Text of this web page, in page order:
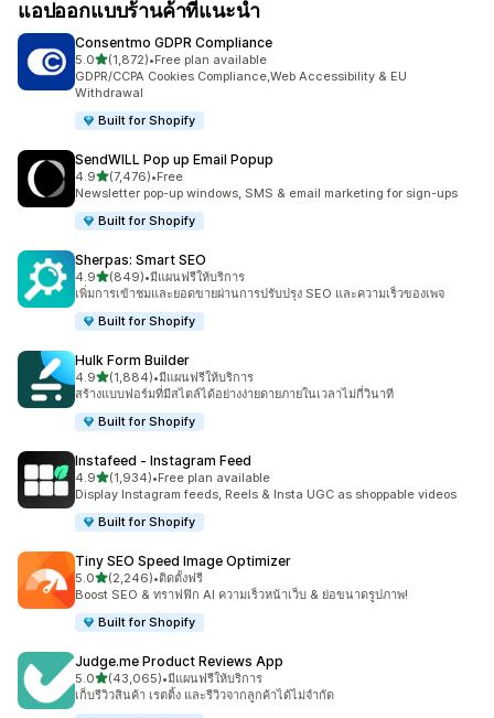
แอปออกแบบร้านค้าที่แนะนำ
Consentmo GDPR Compliance
5.0เต็ม 5 ดาว
(1,872)
ทั้งหมด 1872 รีวิว
•Free plan available
GDPR/CCPA Cookies Compliance,Web Accessibility & EU
Withdrawal
Built for Shopify
SendWILL Pop up Email Popup
4.9เต็ม 5 ดาว
(7,476)
ทั้งหมด 7476 รีวิว
•Free
Newsletter pop-up windows, SMS & email marketing for sign-ups
Built for Shopify
Sherpas: Smart SEO
4.9เต็ม 5 ดาว
(849)
ทั้งหมด 849 รีวิว
•มีแผนฟรีให้บริการ
เพิ่มการเข้าชมและยอดขายผ่านการปรับปรุง SEO และความเร็วของเพจ
Built for Shopify
Hulk Form Builder
4.9เต็ม 5 ดาว
(1,884)
ทั้งหมด 1884 รีวิว
•มีแผนฟรีให้บริการ
สร้างแบบฟอร์มที่มีสไตล์ได้อย่างง่ายดายภายในเวลาไม่กี่วินาที
Built for Shopify
Instafeed ‑ Instagram Feed
4.9เต็ม 5 ดาว
(1,934)
ทั้งหมด 1934 รีวิว
•Free plan available
Display Instagram feeds, Reels & Insta UGC as shoppable videos
Built for Shopify
Tiny SEO Speed Image Optimizer
5.0เต็ม 5 ดาว
(2,246)
ทั้งหมด 2246 รีวิว
•ติดตั้งฟรี
Boost SEO & ทราฟฟิก AI ความเร็วหน้าเว็บ & ย่อขนาดรูปภาพ!
Built for Shopify
Judge.me Product Reviews App
5.0เต็ม 5 ดาว
(43,065)
ทั้งหมด 43065 รีวิว
•มีแผนฟรีให้บริการ
เก็บรีวิวสินค้า เรตติ้ง และรีวิวจากลูกค้าได้ไม่จำกัด